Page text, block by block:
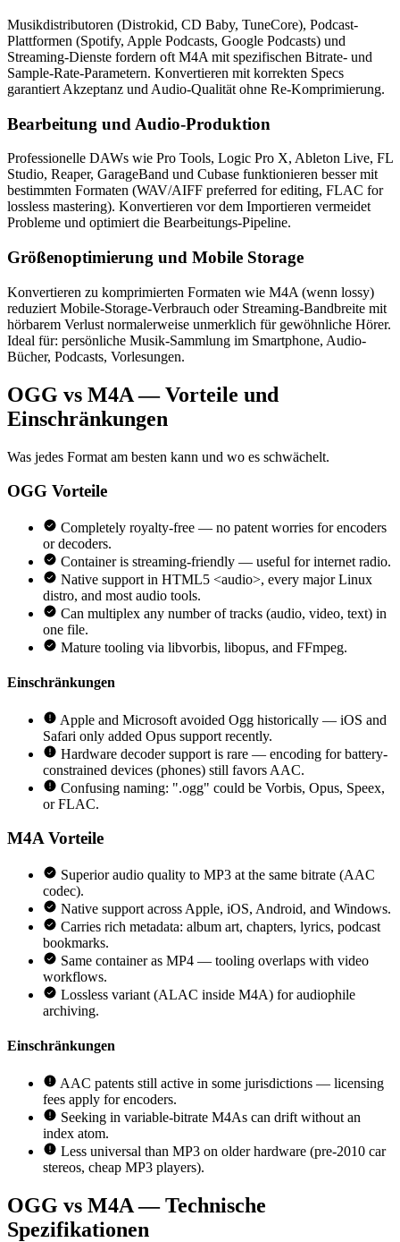
Musikdistributoren (Distrokid, CD Baby, TuneCore), Podcast-
Plattformen (Spotify, Apple Podcasts, Google Podcasts) und
Streaming-Dienste fordern oft M4A mit spezifischen Bitrate- und
Sample-Rate-Parametern. Konvertieren mit korrekten Specs
garantiert Akzeptanz und Audio-Qualität ohne Re-Komprimierung.
Bearbeitung und Audio-Produktion
Professionelle DAWs wie Pro Tools, Logic Pro X, Ableton Live, FL
Studio, Reaper, GarageBand und Cubase funktionieren besser mit
bestimmten Formaten (WAV/AIFF preferred for editing, FLAC for
lossless mastering). Konvertieren vor dem Importieren vermeidet
Probleme und optimiert die Bearbeitungs-Pipeline.
Größenoptimierung und Mobile Storage
Konvertieren zu komprimierten Formaten wie M4A (wenn lossy)
reduziert Mobile-Storage-Verbrauch oder Streaming-Bandbreite mit
hörbarem Verlust normalerweise unmerklich für gewöhnliche Hörer.
Ideal für: persönliche Musik-Sammlung im Smartphone, Audio-
Bücher, Podcasts, Vorlesungen.
OGG vs M4A — Vorteile und
Einschränkungen
Was jedes Format am besten kann und wo es schwächelt.
OGG Vorteile
Completely royalty-free — no patent worries for encoders
or decoders.
Container is streaming-friendly — useful for internet radio.
Native support in HTML5 <audio>, every major Linux
distro, and most audio tools.
Can multiplex any number of tracks (audio, video, text) in
one file.
Mature tooling via libvorbis, libopus, and FFmpeg.
Einschränkungen
Apple and Microsoft avoided Ogg historically — iOS and
Safari only added Opus support recently.
Hardware decoder support is rare — encoding for battery-
constrained devices (phones) still favors AAC.
Confusing naming: ".ogg" could be Vorbis, Opus, Speex,
or FLAC.
M4AVorteile
Superior audio quality to MP3 at the same bitrate (AAC
codec).
Native support across Apple, iOS, Android, and Windows.
Carries rich metadata: album art, chapters, lyrics, podcast
bookmarks.
Same container as MP4 — tooling overlaps with video
workflows.
Lossless variant (ALAC inside M4A) for audiophile
archiving.
Einschränkungen
AAC patents still active in some jurisdictions — licensing
fees apply for encoders.
Seeking in variable-bitrate M4As can drift without an
index atom.
Less universal than MP3 on older hardware (pre-2010 car
stereos, cheap MP3 players).
OGG vs M4A — Technische
Spezifikationen